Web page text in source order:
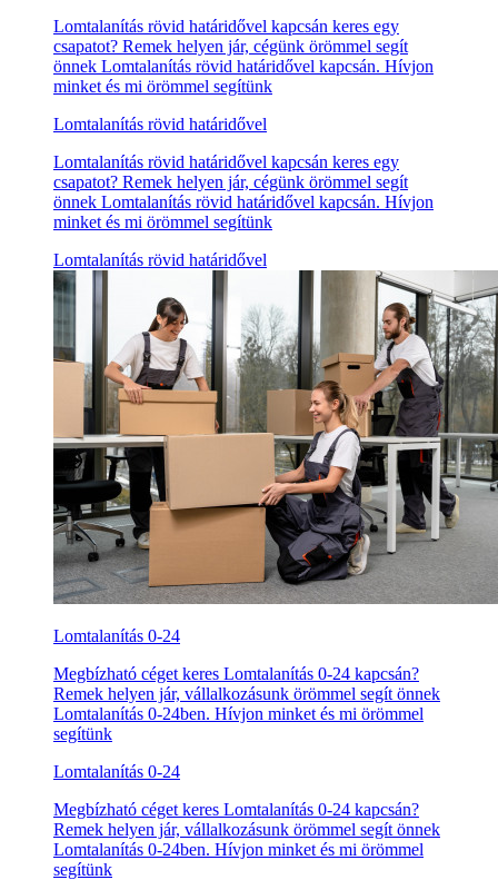
Lomtalanítás rövid határidővel kapcsán keres egy
csapatot? Remek helyen jár, cégünk örömmel segít
önnek Lomtalanítás rövid határidővel kapcsán. Hívjon
minket és mi örömmel segítünk
Lomtalanítás rövid határidővel
Lomtalanítás rövid határidővel kapcsán keres egy
csapatot? Remek helyen jár, cégünk örömmel segít
önnek Lomtalanítás rövid határidővel kapcsán. Hívjon
minket és mi örömmel segítünk
Lomtalanítás rövid határidővel
Lomtalanítás 0-24
Megbízható céget keres Lomtalanítás 0-24 kapcsán?
Remek helyen jár, vállalkozásunk örömmel segít önnek
Lomtalanítás 0-24ben. Hívjon minket és mi örömmel
segítünk
Lomtalanítás 0-24
Megbízható céget keres Lomtalanítás 0-24 kapcsán?
Remek helyen jár, vállalkozásunk örömmel segít önnek
Lomtalanítás 0-24ben. Hívjon minket és mi örömmel
segítünk